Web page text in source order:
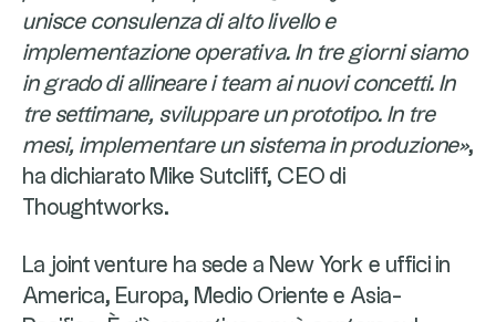
unisce consulenza di alto livello e
implementazione operativa. In tre giorni siamo
in grado di allineare i team ai nuovi concetti. In
tre settimane, sviluppare un prototipo. In tre
mesi, implementare un sistema in produzione»,
ha dichiarato Mike Sutcliff, CEO di
Thoughtworks.
La joint venture ha sede a New York e uffici in
America, Europa, Medio Oriente e Asia-